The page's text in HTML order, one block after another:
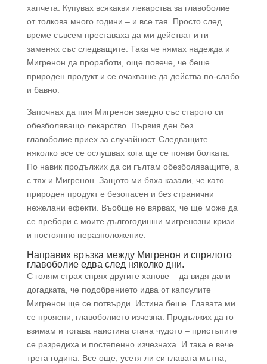
хапчета. Купувах всякакви лекарства за главоболие
от толкова много години – и все тая. Просто след
време съвсем преставаха да ми действат и ги
заменях със следващите. Така че нямах надежда и
Мигренон да проработи, още повече, че беше
природен продукт и се очакваше да действа по-слабо
и бавно.
Започнах да пия Мигренон заедно със старото си
обезболяващо лекарство. Първия ден без
главоболие приех за случайност. Следващите
няколко все се ослушвах кога ще се появи болката.
По навик продължих да си гълтам обезболяващите, а
с тях и Мигренон. Защото ми бяха казали, че като
природен продукт е безопасен и без странични
нежелани ефекти. Въобще не вярвах, че ще може да
се пребори с моите дългогодишни мигренозни кризи
и постоянно неразположение.
Направих връзка между Мигренон и спрялото
главоболие едва след няколко дни.
С голям страх спрях другите хапове – да видя дали
догадката, че подобрението идва от капсулите
Мигренон ще се потвърди. Истина беше. Главата ми
се проясни, главоболието изчезна. Продължих да го
взимам и тогава наистина стана чудото – пристъпите
се разредиха и постепенно изчезнаха. И така е вече
трета година. Все още, усетя ли си главата мътна,